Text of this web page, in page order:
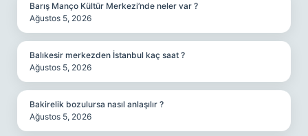
Barış Manço Kültür Merkezi’nde neler var ?
Ağustos 5, 2026
Balıkesir merkezden İstanbul kaç saat ?
Ağustos 5, 2026
Bakirelik bozulursa nasıl anlaşılır ?
Ağustos 5, 2026